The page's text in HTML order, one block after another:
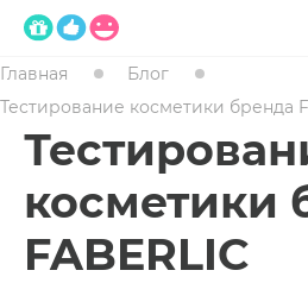
Главная
Блог
Тестирование косметики бренда
косметики
FABERLIC